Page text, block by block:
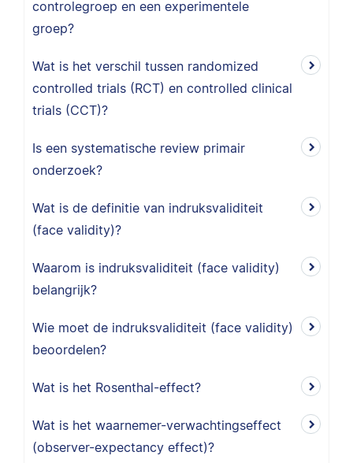
controlegroep en een experimentele
groep?
Wat is het verschil tussen randomized
controlled trials (RCT) en controlled clinical
trials (CCT)?
Is een systematische review primair
onderzoek?
Wat is de definitie van indruksvaliditeit
(face validity)?
Waarom is indruksvaliditeit (face validity)
belangrijk?
Wie moet de indruksvaliditeit (face validity)
beoordelen?
Wat is het Rosenthal-effect?
Wat is het waarnemer-verwachtingseffect
(observer-expectancy effect)?